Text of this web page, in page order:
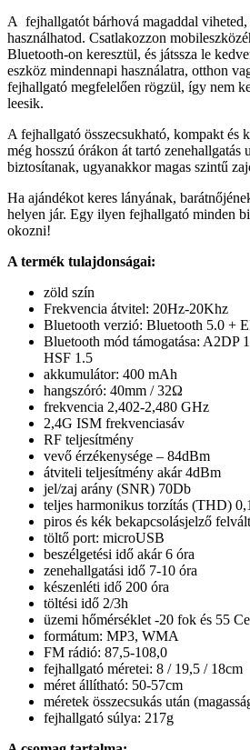
A fejhallgatót bárhová magaddal viheted,
használhatod. Csatlakozzon
Bluetooth-on keresztül, és játssza le
eszköz mindennapi használatra, otthon
fejhallgató megfelelően rögzül, így nem
leesik.
A fejhallgató összecsukható, kompakt és
még hosszú órákon át tartó zenehallgatás
biztosítanak, ugyanakkor magas szintű
Ha ajándékot keres lányának,
helyen jár. Egy ilyen fejhallgató minden
okozni!
A termék tulajdonságai:
zöld szín
Frekvencia átvitel: 20Hz-20Khz
Bluetooth verzió: Bluetooth 5.0 +
Bluetooth mód támogatása: A2DP
HSF 1.5
akkumulátor: 400 mAh
hangszóró: 40mm / 32Ω
frekvencia 2,402-2,480 GHz
2,4G ISM frekvenciasáv
RF teljesítmény
vevő érzékenysége – 84dBm
átviteli teljesítmény akár 4dBm
jel/zaj arány (SNR) 70Db
teljes harmonikus torzítás (THD)
piros és kék bekapcsolásjelző
töltő port: microUSB
beszélgetési idő akár 6 óra
zenehallgatási idő 7-10 óra
készenléti idő 200 óra
töltési idő 2/3h
üzemi hőmérséklet -20 fok és 55
formátum: MP3, WMA
FM rádió: 87,5-108,0
fejhallgató méretei: 8 / 19,5 / 18cm
méret állítható: 50-57cm
méretek összecsukás után
fejhallgató súlya: 217g